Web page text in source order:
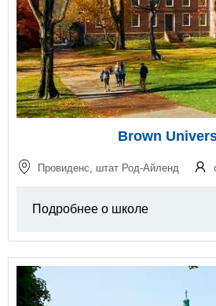
Brown
Провиденс, штат Род-Айленд
Подробнее о школе